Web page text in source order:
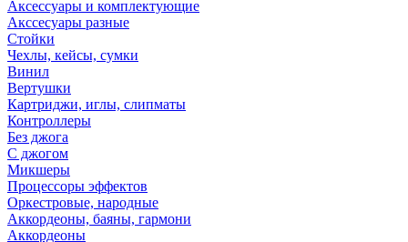
Аксессуары и комплектующие
Акссесуары разные
Стойки
Чехлы, кейсы, сумки
Винил
Вертушки
Картриджи, иглы, слипматы
Контроллеры
Без джога
С джогом
Микшеры
Процессоры эффектов
Оркестровые, народные
Аккордеоны, баяны, гармони
Аккордеоны